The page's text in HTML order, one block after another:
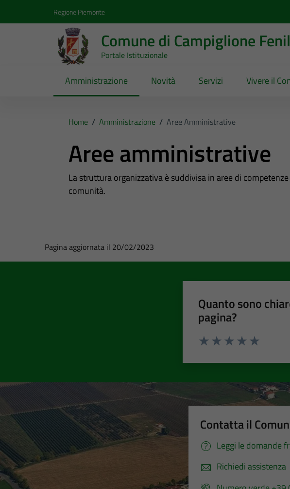
Regione Piemonte
Comune di Campiglione
Portale Istituzionale
Amministrazione Novità Servizi Vivere il
Home / Amministrazione / Aree Amministrative
Aree amministrative
La struttura organizzativa è suddivisa in aree di
comunità.
Pagina aggiornata il 20/02/2023
Quanto sono
pagina?
Contatta il
Leggi le domande
Richiedi assistenza